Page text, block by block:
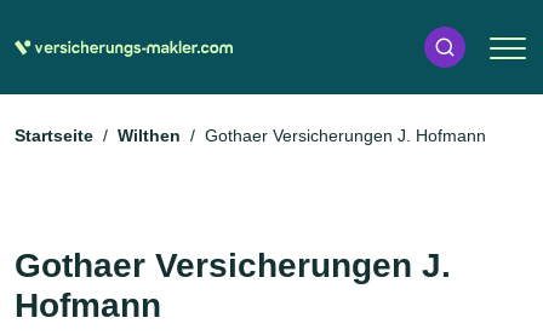
Startseite Wilthen Gothaer Versicherungen J. Hofmann
Gothaer Versicherungen J.
Hofmann